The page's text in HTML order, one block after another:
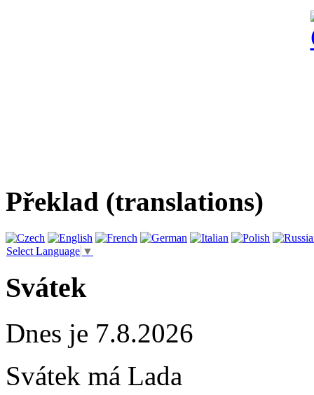
Překlad (translations)
Select Language ▼
Svátek
Dnes je 7.8.2026
Svátek má Lada